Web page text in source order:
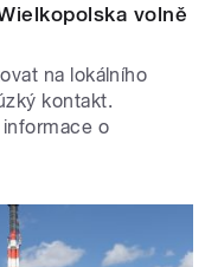
volně
na lokálního
kontakt.
o